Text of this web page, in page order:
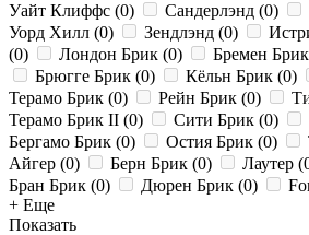
Уайт Клиффс (0) Сандерлэнд (0)
Уорд Хилл (0) Зендлэнд (0)
(0) Лондон Брик (0) Бремен Брик
Брюгге Брик (0) Кёльн Брик (0)
Терамо Брик (0) Рейн Брик (0)
Терамо Брик II (0) Сити Брик (0)
Бергамо Брик (0) Остия Брик (0)
Айгер (0) Берн Брик (0) Лаутер (
Бран Брик (0) Дюрен Брик (0)
+ Еще
Показать